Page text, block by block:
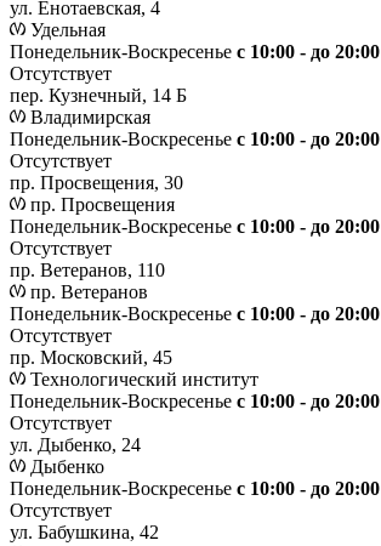
ул. Енотаевская, 4
Удельная
Понедельник-Воскресенье с 10:00 - до 20:00
Отсутствует
пер. Кузнечный, 14 Б
Владимирская
Понедельник-Воскресенье с 10:00 - до 20:00
Отсутствует
пр. Просвещения, 30
пр. Просвещения
Понедельник-Воскресенье c 10:00 - до 20:00
Отсутствует
пр. Ветеранов, 110
пр. Ветеранов
Понедельник-Воскресенье с 10:00 - до 20:00
Отсутствует
пр. Московский, 45
Технологический институт
Понедельник-Воскресенье с 10:00 - до 20:00
Отсутствует
ул. Дыбенко, 24
Дыбенко
Понедельник-Воскресенье с 10:00 - до 20:00
Отсутствует
ул. Бабушкина, 42